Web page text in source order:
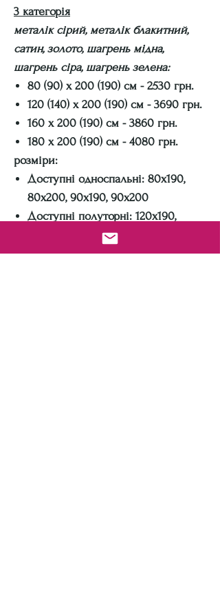
3 категорія
металік сірий, металік блакитний,
сатин, золото, шагрень мідна,
шагрень сіра, шагрень зелена:
80 (90) х 200 (190) см - 2530 грн.
120 (140) х 200 (190) см - 3690 грн.
160 х 200 (190) см - 3860 грн.
180 х 200 (190) см - 4080 грн.
розміри:
Доступні односпальні: 80х190,
80х200, 90х190, 90х200
Доступні полуторні: 120х190,
120х200, 140х190, 140х200
Доступні двоспальні: 160х190,